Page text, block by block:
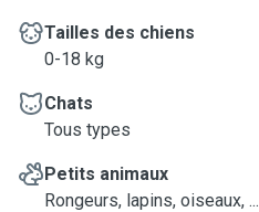
Tailles des chiens
0-18 kg
Chats
Tous types
Petits animaux
Rongeurs, lapins, oiseaux, ...